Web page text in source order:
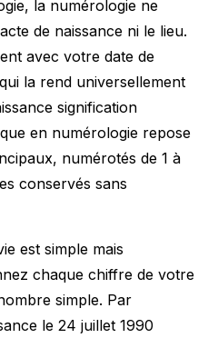
la numérologie ne
de naissance ni le lieu.
avec votre date de
la rend universellement
signification
en numérologie repose
numérotés de 1 à
conservés sans
est simple mais
chaque chiffre de votre
simple. Par
le 24 juillet 1990